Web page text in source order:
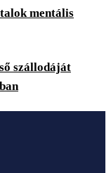
mentális
szállodáját